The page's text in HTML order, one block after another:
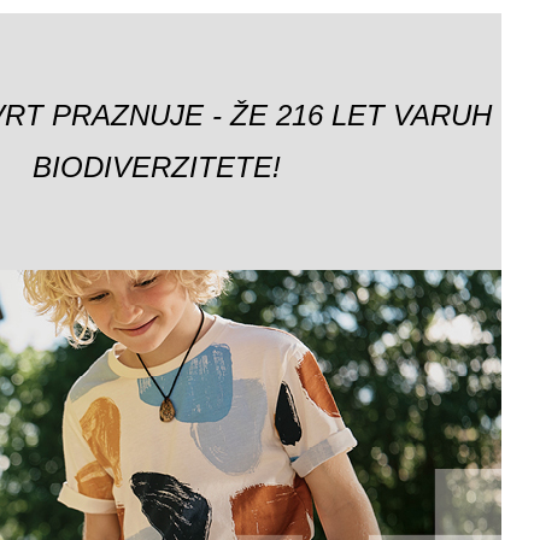
PRAZNUJE - ŽE 216 LET VARUH
BIODIVERZITETE!